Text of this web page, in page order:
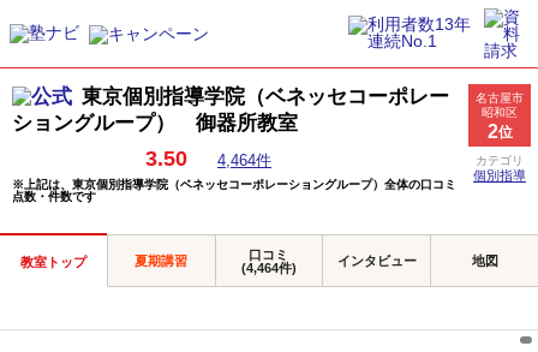
東京個別指導学院（ベネッセコーポレー
ショングループ） 御器所教室
3.50 4,464件
※上記は、東京個別指導学院（ベネッセコーポレーショングループ）全体の口コミ
点数・件数です
名古屋市
昭和区
2位
カテゴリ
個別指導
教室トップ 夏期講習
口コミ
(4,464件)
インタビュー 地図